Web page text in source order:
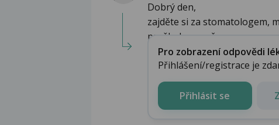
Dobrý den,
zajděte si za stomatologem,
proškolen a mě...
Pro zobrazení odpovědi
Přihlášení/registrace je
Přihlásit se